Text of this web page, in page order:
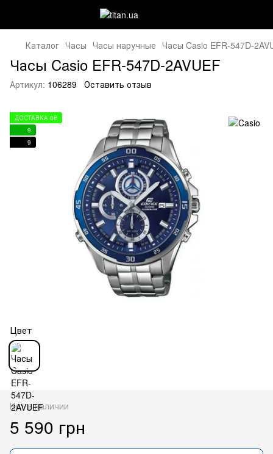
Каталог Часы Часы наручные Часы Casio EFR-547D-
Часы Casio EFR-547D-2AVUEF
Артикул: 106289 Оставить отзыв
ДОСТАВКА 0₴
9
9
Цвет
Нет в наличии
5 590 грн